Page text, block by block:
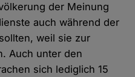
der Meinung
auch während der
weil sie zur
Auch unter den
sich lediglich 15